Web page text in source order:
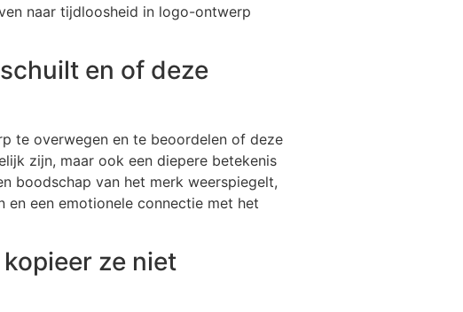
naar tijdloosheid in logo-ontwerp
en of deze
te overwegen en te beoordelen of deze
zijn, maar ook een diepere betekenis
boodschap van het merk weerspiegelt,
een emotionele connectie met het
ze niet